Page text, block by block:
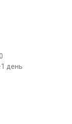
день